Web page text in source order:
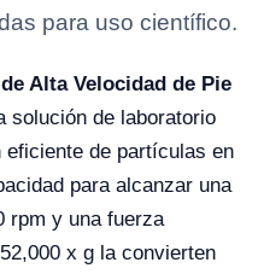
para uso científico.
Alta Velocidad de Pie
solución de laboratorio
eficiente de partículas en
para alcanzar una
rpm y una fuerza
x g la convierten